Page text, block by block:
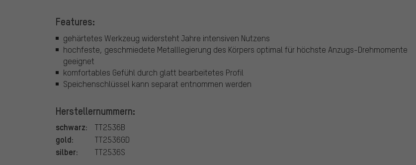
Features:
gehärtetes Werkzeug widersteht Jahre intensiven Nutzens
hochfeste, geschmiedete Metalllegierung des Körpers optimal für höchste Anzugs-Drehmomente
geeignet
komfortables Gefühl durch glatt bearbeitetes Profil
Speichenschlüssel kann separat entnommen werden
Herstellernummern:
schwarz: TT2536B
gold: TT2536GD
silber: TT2536S